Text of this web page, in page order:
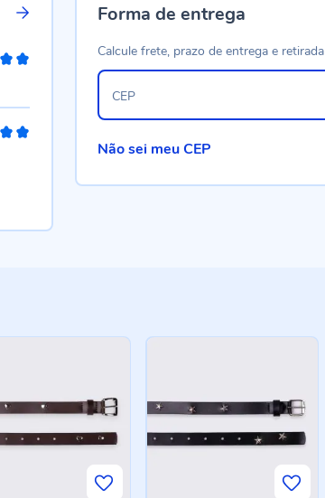
Forma de entrega
Calcule frete, prazo de entrega e retirada
CEP
Não sei meu CEP